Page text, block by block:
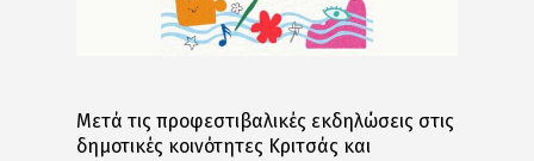
Μετά τις προφεστιβαλικές εκδηλώσεις στις
δημοτικές κοινότητες Κριτσάς και